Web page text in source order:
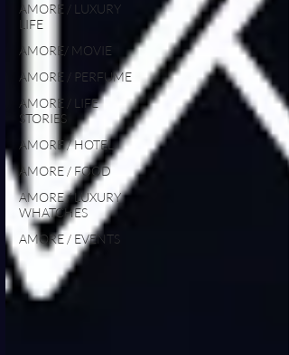
AMORE / LUXURY
LIFE
AMORE/ MOVIE
AMORE / PERFUME
AMORE / LIFE
STORIES
AMORE / HOTEL
AMORE / FOOD
AMORE / LUXURY
WHATCHES
AMORE / EVENTS